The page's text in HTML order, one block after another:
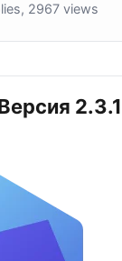
2967 views
2.3.1